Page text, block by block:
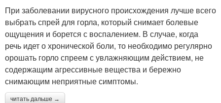
При заболевании вирусного происхождения лучше всего
выбрать спрей для горла, который снимает болевые
ощущения и борется с воспалением. В случае, когда
речь идет о хронической боли, то необходимо регулярно
орошать горло спреем с увлажняющим действием, не
содержащим агрессивные вещества и бережно
снимающим неприятные симптомы.
читать дальше →